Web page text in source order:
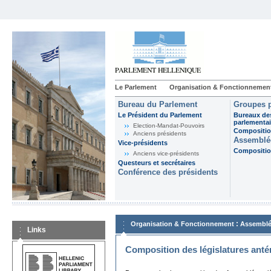
Le Parlement Organisation &
Bureau du Parlement
Le Président du Parlement
Election-Mandat-Pouvoirs
Anciens présidents
Vice-présidents
Anciens vice-présidents
Questeurs et secrétaires
Conférence des présidents
Groupes
Bureaux
Links
Organisation & Fonctionnement :
Composition des législatures